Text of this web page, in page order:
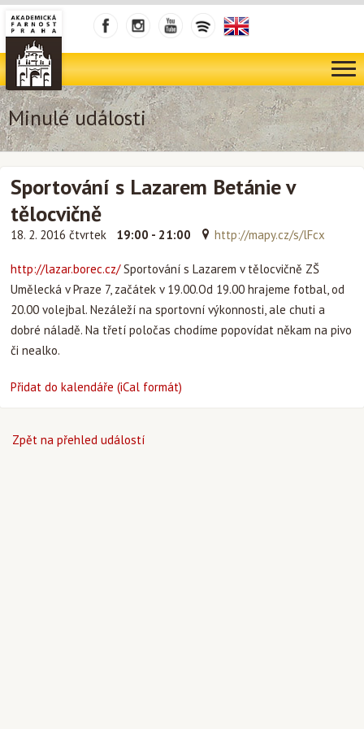
Minulé události
Sportování s Lazarem Betánie v
tělocvičně
18. 2. 2016 čtvrtek 19:00 - 21:00 http://mapy.cz/s/lFcx
http://lazar.borec.cz/Sportování s Lazarem v tělocvičně ZŠ
Umělecká v Praze 7, začátek v 19.00.Od 19.00 hrajeme fotbal, od
20.00 volejbal. Nezáleží na sportovní výkonnosti, ale chuti a
dobré náladě. Na třetí poločas chodíme popovídat někam na pivo
či nealko.
Přidat do kalendáře (iCal formát)
Zpět na přehled událostí